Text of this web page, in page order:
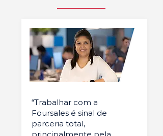
“Trabalhar com a
Foursales é sinal de
parceria total,